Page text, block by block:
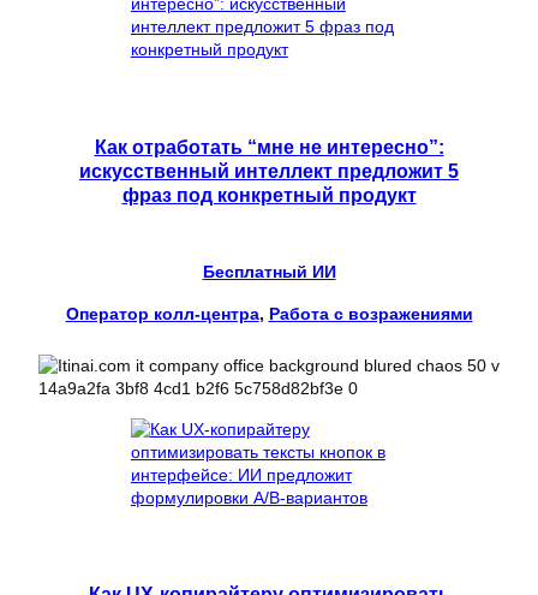
Как отработать “мне не интересно”:
искусственный интеллект предложит 5
фраз под конкретный продукт
Бесплатный ИИ
Оператор колл-центра, Работа с возражениями